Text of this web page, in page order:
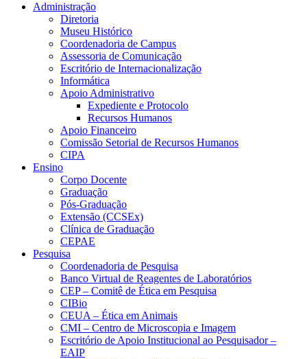
Administração
Diretoria
Museu Histórico
Coordenadoria de Campus
Assessoria de Comunicação
Escritório de Internacionalização
Informática
Apoio Administrativo
Expediente e Protocolo
Recursos Humanos
Apoio Financeiro
Comissão Setorial de Recursos Humanos
CIPA
Ensino
Corpo Docente
Graduação
Pós-Graduação
Extensão (CCSEx)
Clínica de Graduação
CEPAE
Pesquisa
Coordenadoria de Pesquisa
Banco Virtual de Reagentes de Laboratórios
CEP – Comitê de Ética em Pesquisa
CIBio
CEUA – Ética em Animais
CMI – Centro de Microscopia e Imagem
Escritório de Apoio Institucional ao Pesquisador –
EAIP